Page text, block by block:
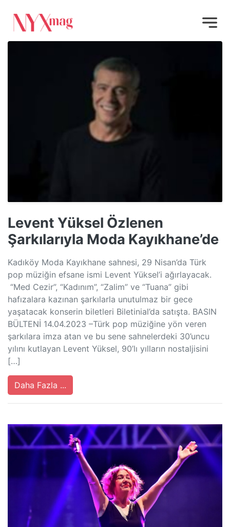
Levent Yüksel Özlenen
Şarkılarıyla Moda Kayıkhane’de
Kadıköy Moda Kayıkhane sahnesi, 29 Nisan’da Türk
pop müziğin efsane ismi Levent Yüksel’i ağırlayacak.
“Med Cezir”, “Kadınım”, “Zalim” ve “Tuana” gibi
hafızalara kazınan şarkılarla unutulmaz bir gece
yaşatacak konserin biletleri Biletinial’da satışta. BASIN
BÜLTENİ 14.04.2023 –Türk pop müziğine yön veren
şarkılara imza atan ve bu sene sahnelerdeki 30’uncu
yılını kutlayan Levent Yüksel, 90’lı yılların nostaljisini
[…]
Daha Fazla ...